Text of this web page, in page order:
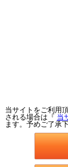
当サイトをご利用
される場合は『 当
ます。予めご了承下